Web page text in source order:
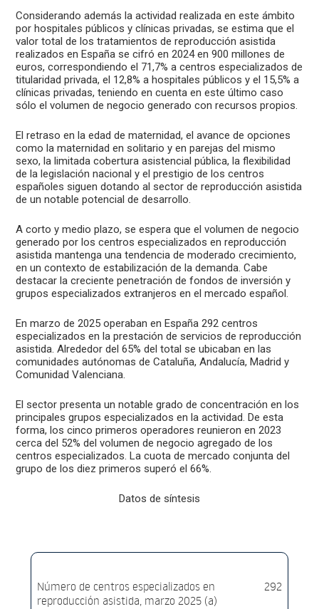
Considerando además la actividad realizada en este ámbito
por hospitales públicos y clínicas privadas, se estima que el
valor total de los tratamientos de reproducción asistida
realizados en España se cifró en 2024 en 900 millones de
euros, correspondiendo el 71,7% a centros especializados de
titularidad privada, el 12,8% a hospitales públicos y el 15,5% a
clínicas privadas, teniendo en cuenta en este último caso
sólo el volumen de negocio generado con recursos propios.
El retraso en la edad de maternidad, el avance de opciones
como la maternidad en solitario y en parejas del mismo
sexo, la limitada cobertura asistencial pública, la flexibilidad
de la legislación nacional y el prestigio de los centros
españoles siguen dotando al sector de reproducción asistida
de un notable potencial de desarrollo.
A corto y medio plazo, se espera que el volumen de negocio
generado por los centros especializados en reproducción
asistida mantenga una tendencia de moderado crecimiento,
en un contexto de estabilización de la demanda. Cabe
destacar la creciente penetración de fondos de inversión y
grupos especializados extranjeros en el mercado español.
En marzo de 2025 operaban en España 292 centros
especializados en la prestación de servicios de reproducción
asistida. Alrededor del 65% del total se ubicaban en las
comunidades autónomas de Cataluña, Andalucía, Madrid y
Comunidad Valenciana.
El sector presenta un notable grado de concentración en los
principales grupos especializados en la actividad. De esta
forma, los cinco primeros operadores reunieron en 2023
cerca del 52% del volumen de negocio agregado de los
centros especializados. La cuota de mercado conjunta del
grupo de los diez primeros superó el 66%.
Datos de síntesis
Número de centros especializados en
reproducción asistida, marzo 2025 (a)
292